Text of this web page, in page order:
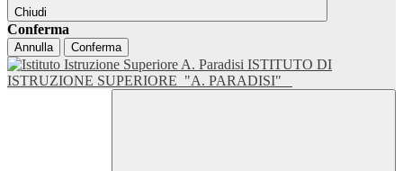
Chiudi
Conferma
Annulla Conferma
ISTITUTO DI
ISTRUZIONE SUPERIORE "A. PARADISI"